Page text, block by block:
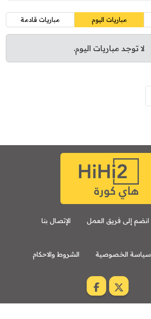
مباريات اليوم مباريات قادمة
لا توجد مباريات اليوم.
انضم إلى فريق العمل الإتصال بنا
سياسة الخصوصية الشروط والاحكام